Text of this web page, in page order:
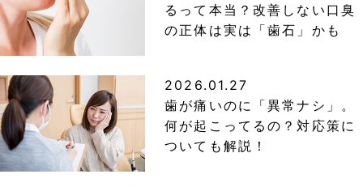
るって本当？改善しない口臭
の正体は実は「歯石」かも
2026.01.27
歯が痛いのに「異常ナシ」。
何が起こってるの？対応策に
ついても解説！